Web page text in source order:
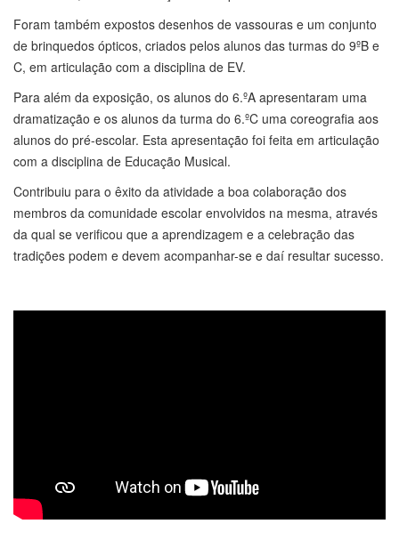
Foram também expostos desenhos de vassouras e um conjunto
de brinquedos ópticos, criados pelos alunos das turmas do 9ºB e
C, em articulação com a disciplina de EV.
Para além da exposição, os alunos do 6.ºA apresentaram uma
dramatização e os alunos da turma do 6.ºC uma coreografia aos
alunos do pré-escolar. Esta apresentação foi feita em articulação
com a disciplina de Educação Musical.
Contribuiu para o êxito da atividade a boa colaboração dos
membros da comunidade escolar envolvidos na mesma, através
da qual se verificou que a aprendizagem e a celebração das
tradições podem e devem acompanhar-se e daí resultar sucesso.